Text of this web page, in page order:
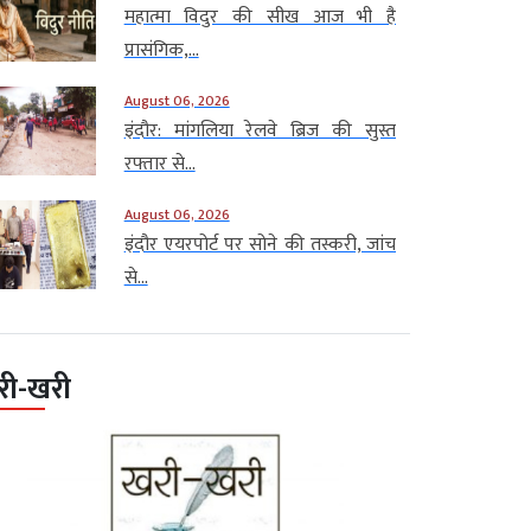
महात्मा विदुर की सीख आज भी है
प्रासंगिक,...
August 06, 2026
इंदौर: मांगलिया रेलवे ब्रिज की सुस्त
रफ्तार से...
August 06, 2026
इंदौर एयरपोर्ट पर सोने की तस्करी, जांच
से...
खरी